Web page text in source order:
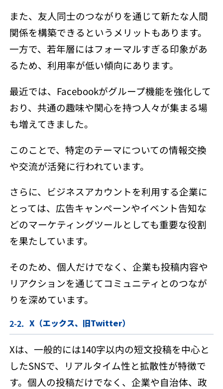
また、友人同士のつながりを通じて新たな人間
関係を構築できるというメリットもあります。
一方で、若年層にはフォーマルすぎる印象があ
るため、利用率が低い傾向にあります。
最近では、Facebookがグループ機能を強化して
おり、共通の趣味や関心を持つ人々が集まる場
も増えてきました。
このことで、特定のテーマについての情報交換
や交流が活発に行われています。
さらに、ビジネスアカウントを利用する企業に
とっては、広告キャンペーンやイベント告知な
どのマーケティングツールとしても重要な役割
を果たしています。
そのため、個人だけでなく、企業も投稿内容や
リアクションを通じてコミュニティとのつなが
りを深めています。
X（エックス、旧Twitter）
Xは、一般的には140字以内の短文投稿を中心と
したSNSで、リアルタイム性と拡散性が特徴で
す。個人の投稿だけでなく、企業や自治体、政